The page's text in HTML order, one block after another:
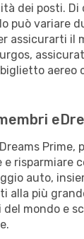
dei posti. Di
può variare
assicurarti il
aereo
Prime,
risparmiare
auto,
alla più
del mondo e